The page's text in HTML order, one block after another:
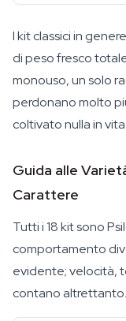
I kit classici in
di peso fresco
monouso, un solo
perdonano molto
coltivato nulla in
Guida alle
Carattere
Tutti i 18 kit sono
comportamento
evidente; velocità,
contano altrettanto.